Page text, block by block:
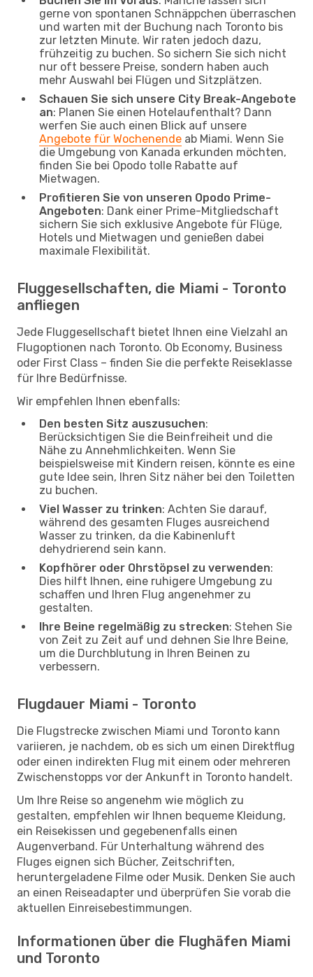
gerne von spontanen Schnäppchen überraschen
und warten mit der Buchung nach Toronto bis
zur letzten Minute. Wir raten jedoch dazu,
frühzeitig zu buchen. So sichern Sie sich nicht
nur oft bessere Preise, sondern haben auch
mehr Auswahl bei Flügen und Sitzplätzen.
Schauen Sie sich unsere City Break-Angebote
an: Planen Sie einen Hotelaufenthalt? Dann
werfen Sie auch einen Blick auf unsere
Angebote für Wochenende ab Miami. Wenn Sie
die Umgebung von Kanada erkunden möchten,
finden Sie bei Opodo tolle Rabatte auf
Mietwagen.
Profitieren Sie von unseren Opodo Prime-
Angeboten: Dank einer Prime-Mitgliedschaft
sichern Sie sich exklusive Angebote für Flüge,
Hotels und Mietwagen und genießen dabei
maximale Flexibilität.
Fluggesellschaften, die Miami - Toronto
anfliegen
Jede Fluggesellschaft bietet Ihnen eine Vielzahl an
Flugoptionen nach Toronto. Ob Economy, Business
oder First Class – finden Sie die perfekte Reiseklasse
für Ihre Bedürfnisse.
Wir empfehlen Ihnen ebenfalls:
Den besten Sitz auszusuchen:
Berücksichtigen Sie die Beinfreiheit und die
Nähe zu Annehmlichkeiten. Wenn Sie
beispielsweise mit Kindern reisen, könnte es eine
gute Idee sein, Ihren Sitz näher bei den Toiletten
zu buchen.
Viel Wasser zu trinken: Achten Sie darauf,
während des gesamten Fluges ausreichend
Wasser zu trinken, da die Kabinenluft
dehydrierend sein kann.
Kopfhörer oder Ohrstöpsel zu verwenden:
Dies hilft Ihnen, eine ruhigere Umgebung zu
schaffen und Ihren Flug angenehmer zu
gestalten.
Ihre Beine regelmäßig zu strecken: Stehen Sie
von Zeit zu Zeit auf und dehnen Sie Ihre Beine,
um die Durchblutung in Ihren Beinen zu
verbessern.
Flugdauer Miami - Toronto
Die Flugstrecke zwischen Miami und Toronto kann
variieren, je nachdem, ob es sich um einen Direktflug
oder einen indirekten Flug mit einem oder mehreren
Zwischenstopps vor der Ankunft in Toronto handelt.
Um Ihre Reise so angenehm wie möglich zu
gestalten, empfehlen wir Ihnen bequeme Kleidung,
ein Reisekissen und gegebenenfalls einen
Augenverband. Für Unterhaltung während des
Fluges eignen sich Bücher, Zeitschriften,
heruntergeladene Filme oder Musik. Denken Sie auch
an einen Reiseadapter und überprüfen Sie vorab die
aktuellen Einreisebestimmungen.
Informationen über die Flughäfen Miami
und Toronto